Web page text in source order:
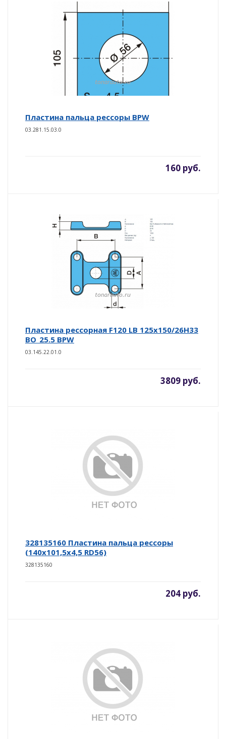
Пластина пальца рессоры BPW
03.281.15.03.0
160 руб.
Пластина рессорная F120 LB 125x150/26H33
BO_25.5 BPW
03.145.22.01.0
3809 руб.
328135160 Пластина пальца рессоры
(140х101,5х4,5 RD56)
328135160
204 руб.